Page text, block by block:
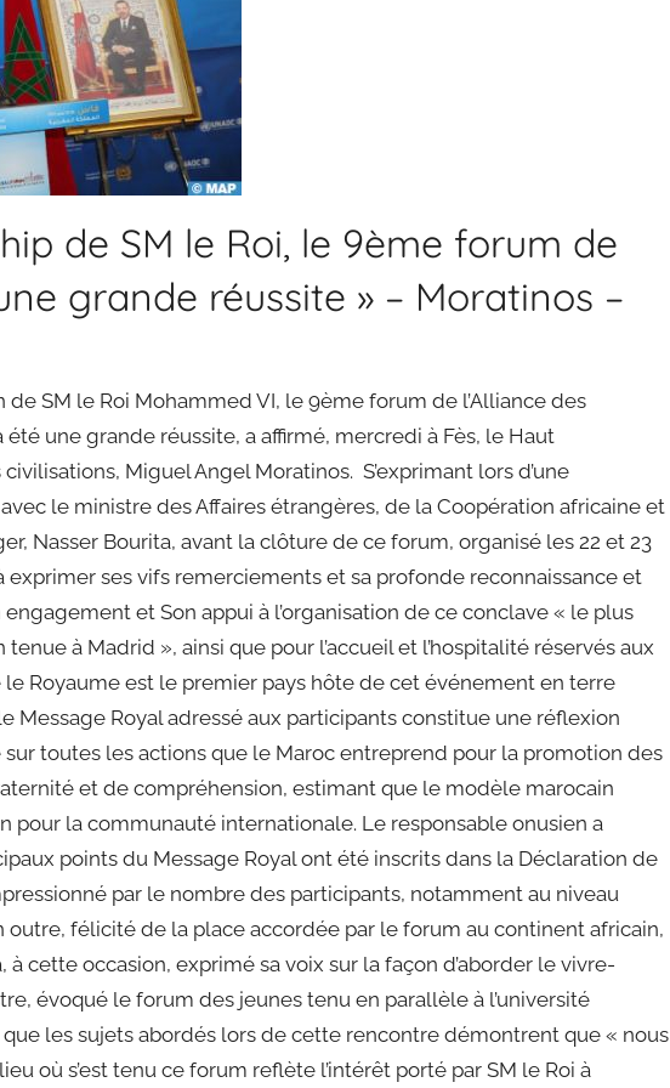
de SM le Roi, le 9ème forum de
grande réussite » – Moratinos –
de SM le Roi Mohammed VI, le 9ème forum de l’Alliance des
été une grande réussite, a affirmé, mercredi à Fès, le Haut
Miguel Angel Moratinos. S’exprimant lors d’une
le ministre des Affaires étrangères, de la Coopération africaine et
Nasser Bourita, avant la clôture de ce forum, organisé les 22 et 23
exprimer ses vifs remerciements et sa profonde reconnaissance et
et Son appui à l’organisation de ce conclave « le plus
à Madrid », ainsi que pour l’accueil et l’hospitalité réservés aux
le Royaume est le premier pays hôte de cet événement en terre
Message Royal adressé aux participants constitue une réflexion
toutes les actions que le Maroc entreprend pour la promotion des
et de compréhension, estimant que le modèle marocain
pour la communauté internationale. Le responsable onusien a
points du Message Royal ont été inscrits dans la Déclaration de
par le nombre des participants, notamment au niveau
outre, félicité de la place accordée par le forum au continent africain,
à cette occasion, exprimé sa voix sur la façon d’aborder le vivre-
évoqué le forum des jeunes tenu en parallèle à l’université
que les sujets abordés lors de cette rencontre démontrent que « nous
où s’est tenu ce forum reflète l’intérêt porté par SM le Roi à